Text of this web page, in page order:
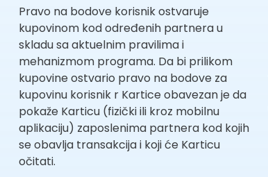
Pravo na bodove korisnik ostvaruje
kupovinom kod određenih partnera u
skladu sa aktuelnim pravilima i
mehanizmom programa. Da bi prilikom
kupovine ostvario pravo na bodove za
kupovinu korisnik r Kartice obavezan je da
pokaže Karticu (fizički ili kroz mobilnu
aplikaciju) zaposlenima partnera kod kojih
se obavlja transakcija i koji će Karticu
očitati.